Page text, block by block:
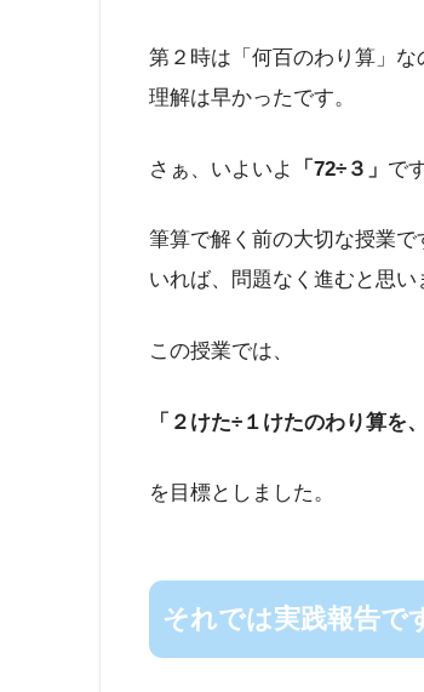
第２時は「何百のわり算」な
理解は早かったです。
さぁ、いよいよ 「72÷３」 で
筆算で解く前の大切な授業で
いれば、問題なく進むと思い
この授業では、
「２けた÷１けたのわり算を
を目標としました。
それでは実践報告で